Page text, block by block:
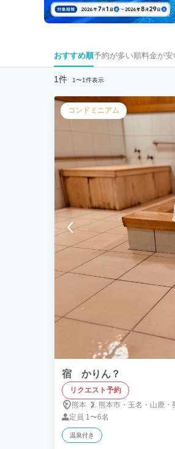
おすすめ順予約が多い順料金が安
1件 1〜1件表示
コンドミニアム
宿 かりん？
リクエスト予約
熊本
熊本市・ 玉名・ 山鹿・
定員 1〜6名
温泉付き